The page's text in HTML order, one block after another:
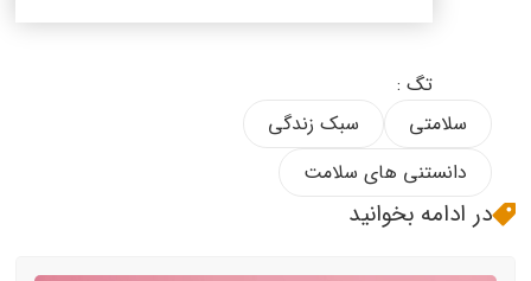
تگ :
سلامتی
سبک زندگی
دانستنی های سلامت
در ادامه بخوانید